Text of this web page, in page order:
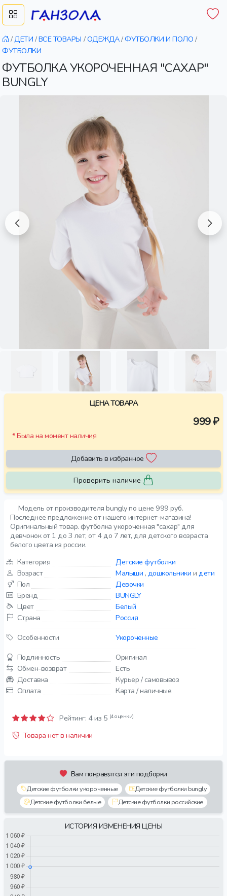
/ДЕТИ /ВСЕ ТОВАРЫ /ОДЕЖДА/ФУТБОЛКИ И ПОЛО /
ФУТБОЛКИ
ФУТБОЛКА УКОРОЧЕННАЯ "САХАР"
BUNGLY
Модель от производителя bungly по цене 999 руб.
Последнее предложение от нашего интернет-магазина!
Оригинальный товар. футболка укороченная "сахар" для
девчонок от 1 до 3 лет, от 4 до 7 лет, для детского возраста
белого цвета из россии.
Категория
Детские футболки
Возраст
Малыши , дошкольники и дети
Пол
Девочки
Бренд
BUNGLY
Цвет
Белый
Страна
Россия
Особенности
Укороченные
Подлинность
Оригинал
Обмен-возврат
Есть
Доставка
Курьер / самовывоз
Оплата
Карта / наличные
Рейтинг: 4из 5 (4 оценки)
Товара нет в наличии
Вам понравятся эти подборки
Детские футболки укороченные
Детские футболки bungly
Детские футболки белые
Детские футболки российские
ИСТОРИЯ ИЗМЕНЕНИЯ ЦЕНЫ
ЦЕНА ТОВАРА
999 ₽
* Была на момент наличия
Добавить в избранное
Проверить наличие